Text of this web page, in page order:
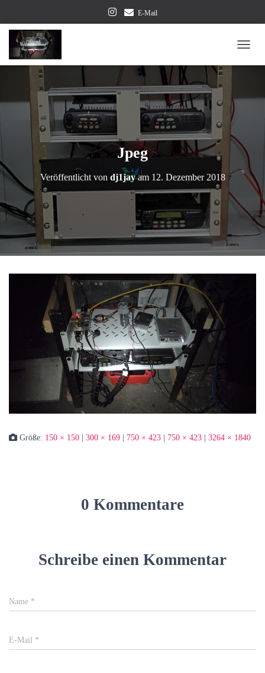
E-Mail
Jpeg
Veröffentlicht von dj1jayam 12. Dezember 2018
Größe: 150 × 150 | 300 × 169 | 750 × 423 | 750 × 423 | 3264 × 1840
0 Kommentare
Schreibe einen Kommentar
Name *
E-Mail *